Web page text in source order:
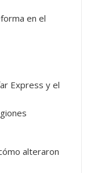
en el
Express y el
alteraron